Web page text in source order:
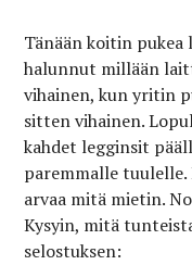
Tänään koitin pukea
halunnut millään
vihainen, kun yritin
sitten vihainen.
kahdet legginsit
paremmalle
arvaa mitä mietin.
Kysyin, mitä
selostuksen: